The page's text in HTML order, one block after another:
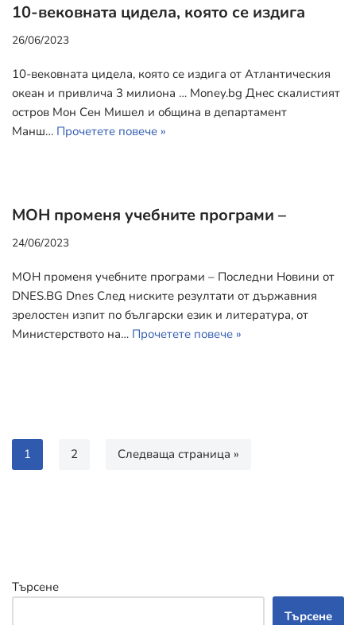
10-вековната цидела, която се издига
26/06/2023
10-вековната цидела, която се издига от Атлантическия
океан и привлича 3 милиона … Money.bg Днес скалистият
остров Мон Сен Мишел и община в департамент
Манш… Прочетете повече »
МОН променя учебните програми –
24/06/2023
МОН променя учебните програми – Последни Новини от
DNES.BG Dnes След ниските резултати от държавния
зрелостен изпит по български език и литература, от
Министерството на… Прочетете повече »
1 2 Следваща страница »
Търсене
Търсене